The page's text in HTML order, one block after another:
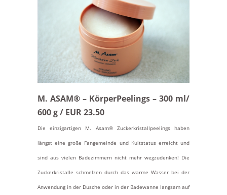
M. ASAM® – KörperPeelings – 300 ml/
600 g / EUR 23.50
Die einzigartigen M. Asam® Zuckerkristallpeelings haben
längst eine große Fangemeinde und Kultstatus erreicht und
sind aus vielen Badezimmern nicht mehr wegzudenken! Die
Zuckerkristalle schmelzen durch das warme Wasser bei der
Anwendung in der Dusche oder in der Badewanne langsam auf